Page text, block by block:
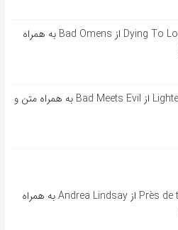
آهنگ انگلیسی Dying To Love از Bad Omens به همراه
آهنگ انگلیسی Lighters از Bad Meets Evil به همراه متن و
آهنگ فرانسوی Près de toi از Andrea Lindsay به همراه